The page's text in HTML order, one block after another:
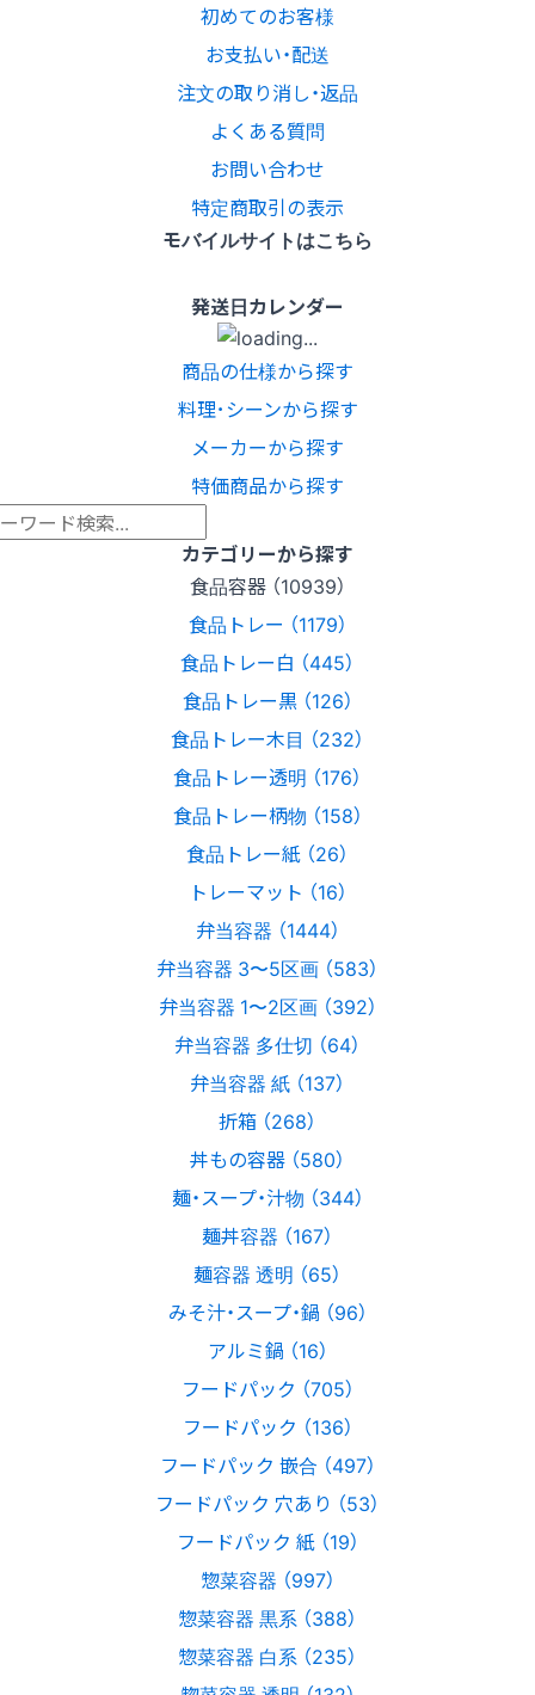
初めてのお客様
お支払い・配送
注文の取り消し・返品
よくある質問
お問い合わせ
特定商取引の表示
モバイルサイトはこちら
発送日カレンダー
商品の仕様から探す
料理･シーンから探す
メーカーから探す
特価商品から探す
カテゴリーから探す
食品容器 （10939）
食品トレー （1179）
食品トレー白 （445）
食品トレー黒 （126）
食品トレー木目 （232）
食品トレー透明 （176）
食品トレー柄物 （158）
食品トレー紙 （26）
トレーマット （16）
弁当容器 （1444）
弁当容器 3〜5区画 （583）
弁当容器 1〜2区画 （392）
弁当容器 多仕切 （64）
弁当容器 紙 （137）
折箱 （268）
丼もの容器 （580）
麺・スープ・汁物 （344）
麺丼容器 （167）
麺容器 透明 （65）
みそ汁・スープ・鍋 （96）
アルミ鍋 （16）
フードパック （705）
フードパック （136）
フードパック 嵌合 （497）
フードパック 穴あり （53）
フードパック 紙 （19）
惣菜容器 （997）
惣菜容器 黒系 （388）
惣菜容器 白系 （235）